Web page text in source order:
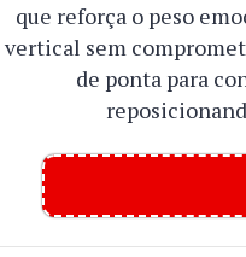
que reforça o peso
vertical sem
de ponta para